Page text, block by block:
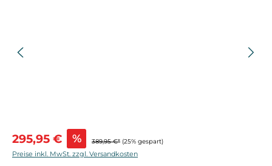
Verkaufspreis:
295,95 € % 389,95 €* (25% gespart)
Preise inkl. MwSt. zzgl. Versandkosten